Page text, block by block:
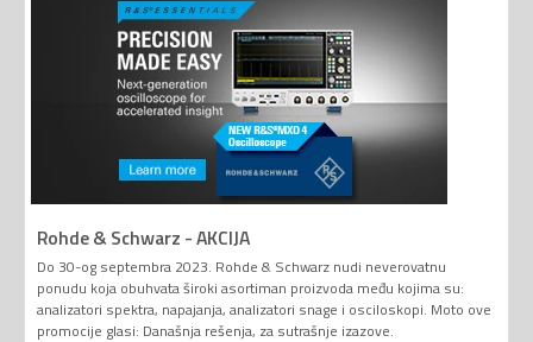
Rohde & Schwarz - AKCIJA
Do 30-og septembra 2023. Rohde & Schwarz nudi neverovatnu
ponudu koja obuhvata široki asortiman proizvoda među kojima su:
analizatori spektra, napajanja, analizatori snage i osciloskopi. Moto ove
promocije glasi: Današnja rešenja, za sutrašnje izazove.